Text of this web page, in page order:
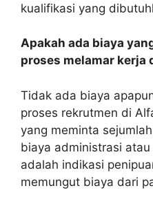
kualifikasi yang
Apakah ada biaya
proses melamar kerja
Tidak ada biaya
proses rekrutmen di
yang meminta
biaya administrasi
adalah indikasi
memungut biaya dari